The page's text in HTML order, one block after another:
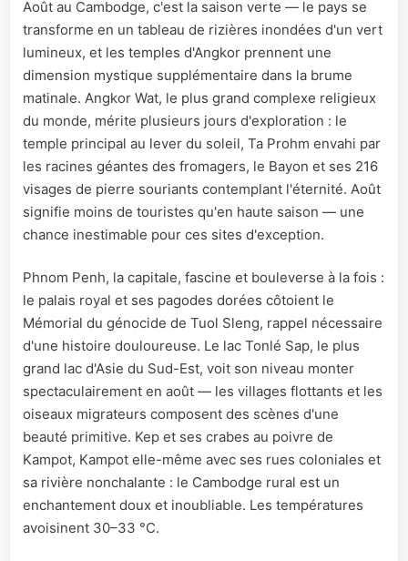
Août au Cambodge, c'est la saison verte — le pays se
transforme en un tableau de rizières inondées d'un vert
lumineux, et les temples d'Angkor prennent une
dimension mystique supplémentaire dans la brume
matinale. Angkor Wat, le plus grand complexe religieux
du monde, mérite plusieurs jours d'exploration : le
temple principal au lever du soleil, Ta Prohm envahi par
les racines géantes des fromagers, le Bayon et ses 216
visages de pierre souriants contemplant l'éternité. Août
signifie moins de touristes qu'en haute saison — une
chance inestimable pour ces sites d'exception.
Phnom Penh, la capitale, fascine et bouleverse à la fois :
le palais royal et ses pagodes dorées côtoient le
Mémorial du génocide de Tuol Sleng, rappel nécessaire
d'une histoire douloureuse. Le lac Tonlé Sap, le plus
grand lac d'Asie du Sud-Est, voit son niveau monter
spectaculairement en août — les villages flottants et les
oiseaux migrateurs composent des scènes d'une
beauté primitive. Kep et ses crabes au poivre de
Kampot, Kampot elle-même avec ses rues coloniales et
sa rivière nonchalante : le Cambodge rural est un
enchantement doux et inoubliable. Les températures
avoisinent 30–33 °C.